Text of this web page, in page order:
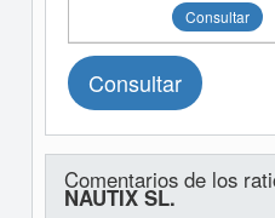
Consultar
Consultar
Comentarios de los
NAUTIX SL.